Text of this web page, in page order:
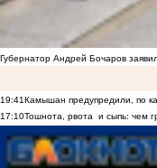
Губернатор Андрей Бочаров
19:41Камышан предупредили, по
17:10Тошнота, рвота и сыпь: чем